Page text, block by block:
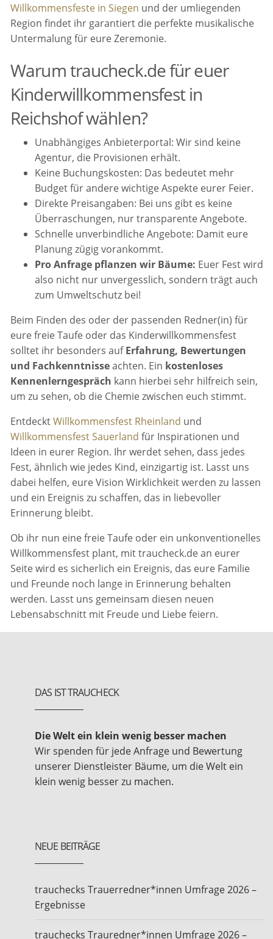
Willkommensfeste in Siegen und der umliegenden
Region findet ihr garantiert die perfekte musikalische
Untermalung für eure Zeremonie.
Warum traucheck.de für euer
Kinderwillkommensfest in
Reichshof wählen?
Unabhängiges Anbieterportal: Wir sind keine
Agentur, die Provisionen erhält.
Keine Buchungskosten: Das bedeutet mehr
Budget für andere wichtige Aspekte eurer Feier.
Direkte Preisangaben: Bei uns gibt es keine
Überraschungen, nur transparente Angebote.
Schnelle unverbindliche Angebote: Damit eure
Planung zügig vorankommt.
Pro Anfrage pflanzen wir Bäume: Euer Fest wird
also nicht nur unvergesslich, sondern trägt auch
zum Umweltschutz bei!
Beim Finden des oder der passenden Redner(in) für
eure freie Taufe oder das Kinderwillkommensfest
solltet ihr besonders aufErfahrung, Bewertungen
und Fachkenntnisseachten. Ein kostenloses
Kennenlerngespräch kann hierbei sehr hilfreich sein,
um zu sehen, ob die Chemie zwischen euch stimmt.
EntdecktWillkommensfest Rheinland und
Willkommensfest Sauerland für Inspirationen und
Ideen in eurer Region. Ihr werdet sehen, dass jedes
Fest, ähnlich wie jedes Kind, einzigartig ist. Lasst uns
dabei helfen, eure Vision Wirklichkeit werden zu lassen
und ein Ereignis zu schaffen, das in liebevoller
Erinnerung bleibt.
Ob ihr nun eine freie Taufe oder ein unkonventionelles
Willkommensfest plant, mit traucheck.de an eurer
Seite wird es sicherlich ein Ereignis, das eure Familie
und Freunde noch lange in Erinnerung behalten
werden. Lasst uns gemeinsam diesen neuen
Lebensabschnitt mit Freude und Liebe feiern.
DAS IST TRAUCHECK
Die Welt ein klein wenig besser machen
Wir spenden für jede Anfrage und Bewertung
unserer Dienstleister Bäume, um die Welt ein
klein wenig besser zu machen.
NEUE BEITRÄGE
trauchecks Trauerredner*innen Umfrage 2026 –
Ergebnisse
trauchecks Trauredner*innen Umfrage 2026 –